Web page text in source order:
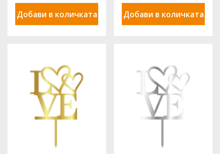
Добави в количката Добави в количката